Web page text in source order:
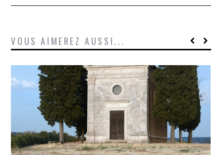
VOUS AIMEREZ AUSSI...